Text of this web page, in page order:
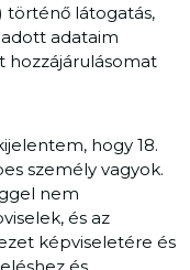
történő látogatás,
adataim
hozzájárulásomat
hogy 18.
személy vagyok.
nem
és az
képviseletére és